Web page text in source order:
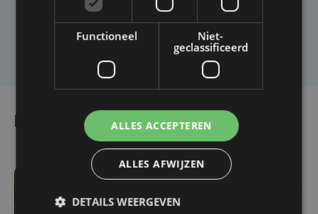
Laat het ons weten
Lees ook
Gestolen BMW van
Functioneel
Niet-
geclassificeerd
ALLES ACCEPTEREN
ALLES AFWIJZEN
DETAILS WEERGEVEN